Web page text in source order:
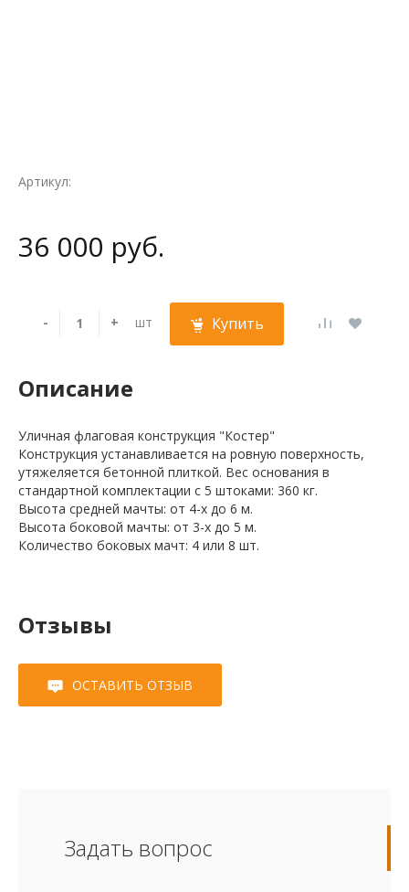
Артикул:
36 000 руб.
- + шт Купить
Описание
Уличная флаговая конструкция "Костер"
Конструкция устанавливается на ровную поверхность,
утяжеляется бетонной плиткой. Вес основания в
стандартной комплектации с 5 штоками: 360 кг.
Высота средней мачты: от 4-х до 6 м.
Высота боковой мачты: от 3-х до 5 м.
Количество боковых мачт: 4 или 8 шт.
Отзывы
ОСТАВИТЬ ОТЗЫВ
Задать вопрос